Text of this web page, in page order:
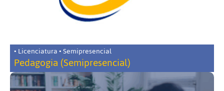
• Licenciatura • Semipresencial
Pedagogia (Semipresencial)